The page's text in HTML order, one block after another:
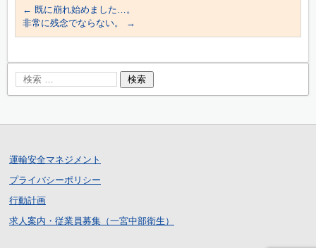
← 既に崩れ始めました…。
非常に残念でならない。
→
運輸安全マネジメント
プライバシーポリシー
行動計画
求人案内・従業員募集（一宮中部衛生）